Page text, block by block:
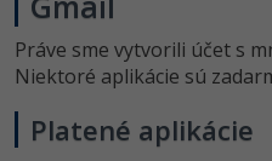
Práve sme vytvorili účet s
Niektoré aplikácie sú
Platené aplikácie